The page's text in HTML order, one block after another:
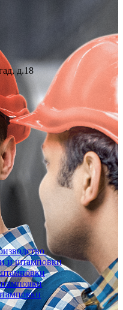
д.18
и штамповки